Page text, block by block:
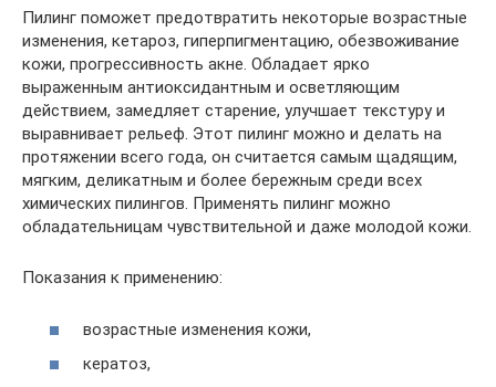
Пилинг поможет предотвратить некоторые возрастные
изменения, кетароз, гиперпигментацию, обезвоживание
кожи, прогрессивность акне. Обладает ярко
выраженным антиоксидантным и осветляющим
действием, замедляет старение, улучшает текстуру и
выравнивает рельеф. Этот пилинг можно и делать на
протяжении всего года, он считается самым щадящим,
мягким, деликатным и более бережным среди всех
химических пилингов. Применять пилинг можно
обладательницам чувствительной и даже молодой кожи.
Показания к применению:
возрастные изменения кожи,
кератоз,